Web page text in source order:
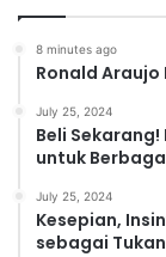
8 minutes ago
Ronald
July 25, 2024
Beli Sekarang!
untuk
July 25, 2024
Kesepian,
sebagai